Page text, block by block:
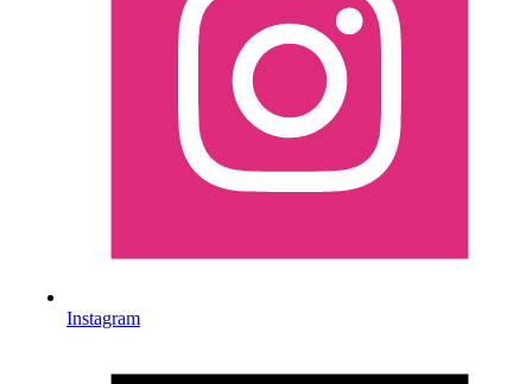
Instagram